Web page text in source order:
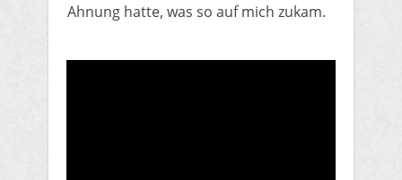
Ahnung hatte, was so auf mich zukam.